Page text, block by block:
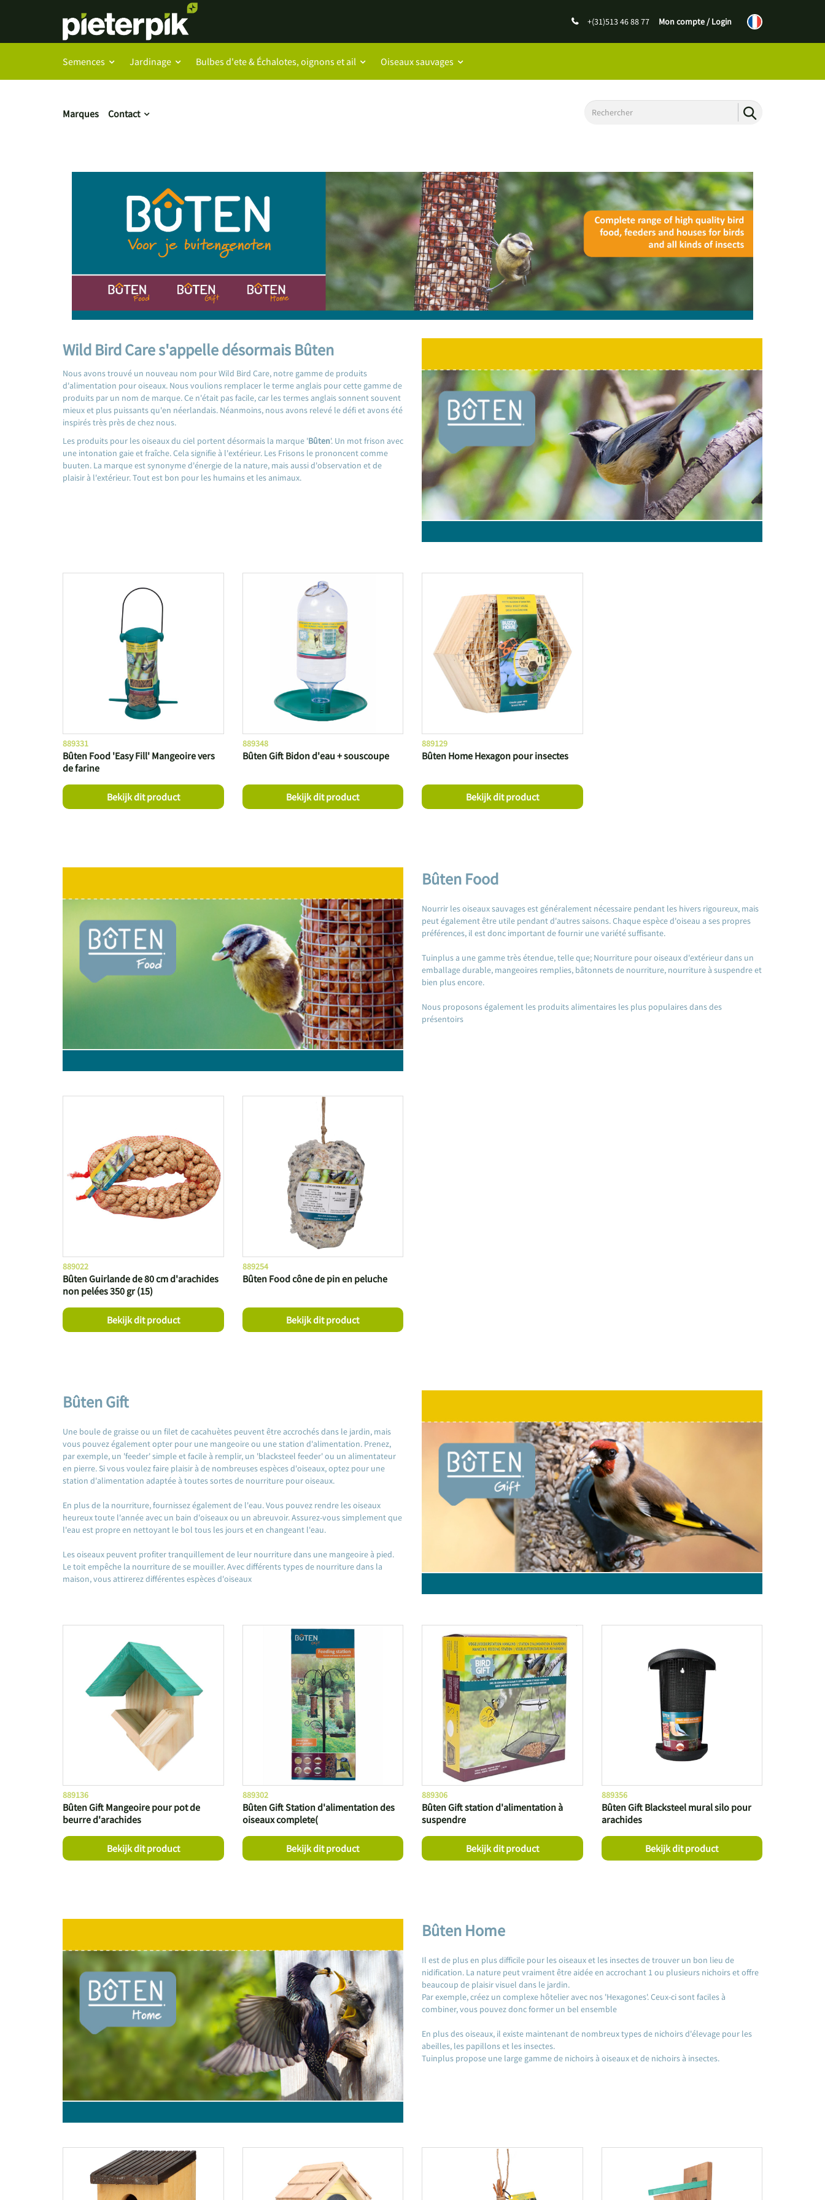
+(31)513 46 88 77 Mon compte / Login
Semences Jardinage Bulbes d'ete & Échalotes, oignons et ail Oiseaux sauvages
Marques Contact
Wild Bird Care s'appelle désormais Bûten
Nous avons trouvé un nouveau nom pour Wild Bird Care, notre gamme de produits
d'alimentation pour oiseaux. Nous voulions remplacer le terme anglais pour cette gamme de
produits par un nom de marque. Ce n'était pas facile, car les termes anglais sonnent souvent
mieux et plus puissants qu'en néerlandais. Néanmoins, nous avons relevé le défi et avons été
inspirés très près de chez nous.
Les produits pour les oiseaux du ciel portent désormais la marque 'Bûten'. Un mot frison avec
une intonation gaie et fraîche. Cela signifie à l'extérieur. Les Frisons le prononcent comme
buuten. La marque est synonyme d'énergie de la nature, mais aussi d'observation et de
plaisir à l'extérieur. Tout est bon pour les humains et les animaux.
Bûten Food 'Easy Fill' Mangeoire vers
de farine
889331
Bekijk dit product
Bûten Gift Bidon d'eau + souscoupe
889348
Bekijk dit product
Bûten Home Hexagon pour insectes
889129
Bekijk dit product
Bûten Food
Nourrir les oiseaux sauvages est généralement nécessaire pendant les hivers rigoureux, mais
peut également être utile pendant d'autres saisons. Chaque espèce d'oiseau a ses propres
préférences, il est donc important de fournir une variété suffisante.
Tuinplus a une gamme très étendue, telle que; Nourriture pour oiseaux d'extérieur dans un
emballage durable, mangeoires remplies, bâtonnets de nourriture, nourriture à suspendre et
bien plus encore.
Nous proposons également les produits alimentaires les plus populaires dans des
présentoirs
Bûten Guirlande de 80 cm d'arachides
non pelées 350 gr (15)
889022
Bekijk dit product
Bûten Food cône de pin en peluche
889254
Bekijk dit product
Bûten Gift
Une boule de graisse ou un filet de cacahuètes peuvent être accrochés dans le jardin, mais
vous pouvez également opter pour une mangeoire ou une station d'alimentation. Prenez,
par exemple, un 'feeder' simple et facile à remplir, un 'blacksteel feeder' ou un alimentateur
en pierre. Si vous voulez faire plaisir à de nombreuses espèces d'oiseaux, optez pour une
station d'alimentation adaptée à toutes sortes de nourriture pour oiseaux.
En plus de la nourriture, fournissez également de l'eau. Vous pouvez rendre les oiseaux
heureux toute l'année avec un bain d'oiseaux ou un abreuvoir. Assurez-vous simplement que
l'eau est propre en nettoyant le bol tous les jours et en changeant l'eau.
Les oiseaux peuvent profiter tranquillement de leur nourriture dans une mangeoire à pied.
Le toit empêche la nourriture de se mouiller. Avec différents types de nourriture dans la
maison, vous attirerez différentes espèces d'oiseaux
Bûten Gift Mangeoire pour pot de
beurre d'arachides
889136
Bekijk dit product
Bûten Gift Station d'alimentation des
oiseaux complete(
889302
Bekijk dit product
Bûten Gift station d'alimentation à
suspendre
889306
Bekijk dit product
Bûten Gift Blacksteel mural silo pour
arachides
889356
Bekijk dit product
Bûten Home
Il est de plus en plus difficile pour les oiseaux et les insectes de trouver un bon lieu de
nidification. La nature peut vraiment être aidée en accrochant 1 ou plusieurs nichoirs et offre
beaucoup de plaisir visuel dans le jardin.
Par exemple, créez un complexe hôtelier avec nos 'Hexagones'. Ceux-ci sont faciles à
combiner, vous pouvez donc former un bel ensemble
En plus des oiseaux, il existe maintenant de nombreux types de nichoirs d'élevage pour les
abeilles, les papillons et les insectes.
Tuinplus propose une large gamme de nichoirs à oiseaux et de nichoirs à insectes.